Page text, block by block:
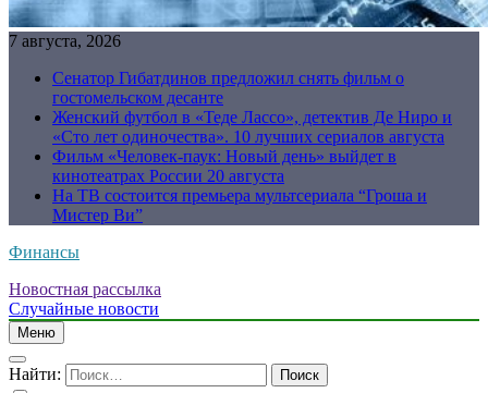
7 августа, 2026
Сенатор Гибатдинов предложил снять фильм о
гостомельском десанте
Женский футбол в «Теде Лассо», детектив Де Ниро и
«Сто лет одиночества». 10 лучших сериалов августа
Фильм «Человек-паук: Новый день» выйдет в
кинотеатрах России 20 августа
На ТВ состоится премьера мультсериала “Гроша и
Мистер Ви”
Финансы
Новостная рассылка
Случайные новости
Меню
Найти: